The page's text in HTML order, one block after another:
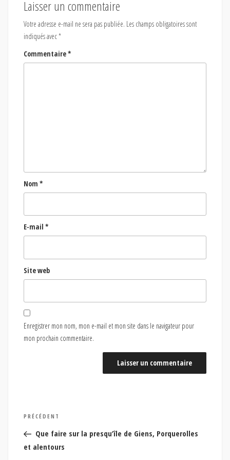
Laisser un commentaire
Votre adresse e-mail ne sera pas publiée. Les champs obligatoires sont
indiqués avec*
Commentaire*
Nom *
E-mail *
Site web
Enregistrer mon nom, mon e-mail et mon site dans le navigateur pour
mon prochain commentaire.
Navigation
de
l’article
Article
précédent
PRÉCÉDENT
Que faire sur la presqu’île de Giens, Porquerolles
et alentours